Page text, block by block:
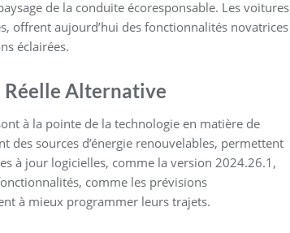
de la conduite écoresponsable. Les voitures
offrent aujourd’hui des fonctionnalités novatrices
éclairées.
Réelle Alternative
à la pointe de la technologie en matière de
des sources d’énergie renouvelables, permettent
à jour logicielles, comme la version 2024.26.1,
comme les prévisions
à mieux programmer leurs trajets.